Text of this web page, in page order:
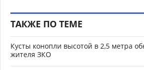
ТАКЖЕ ПО ТЕМЕ
Кусты конопли высотой в 2,5 метра
жителя ЗКО